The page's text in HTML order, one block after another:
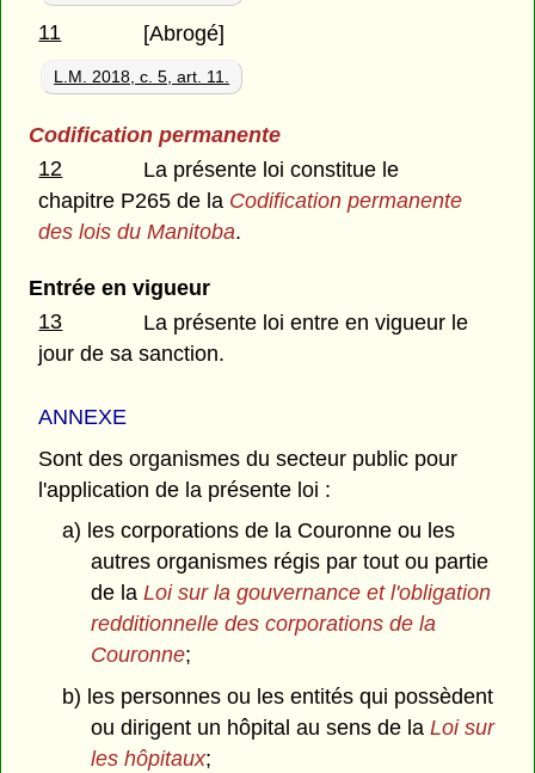
11 [Abrogé]
L.M. 2018, c. 5, art. 11.
Codification permanente
12
La présente loi constitue le
chapitre P265 de la Codification permanente
des lois du Manitoba.
Entrée en vigueur
13
La présente loi entre en vigueur le
jour de sa sanction.
ANNEXE
Sont des organismes du secteur public pour
l'application de la présente loi :
a) les corporations de la Couronne ou les
autres organismes régis par tout ou partie
de laLoi sur la gouvernance et l'obligation
redditionnelle des corporations de la
Couronne;
b) les personnes ou les entités qui possèdent
ou dirigent un hôpital au sens de laLoi sur
les hôpitaux;